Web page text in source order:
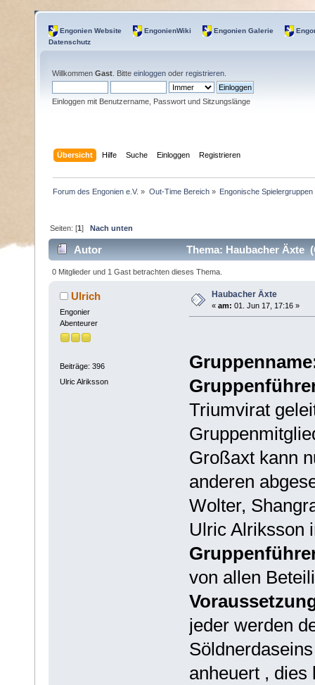
Engonien Website EngonienWiki Engonien Galerie
Datenschutz
Willkommen Gast . Bitte einloggen oder registrieren
Einloggen mit Benutzername, Passwort und Sitzungslänge
Übersicht Hilfe Suche Einloggen Registrieren
Forum des Engonien e.V. » Out-Time Bereich» Engonische Spielergruppen
Seiten: [1]Nach unten
Autor Thema: Haubacher Äxte
0 Mitglieder und 1 Gast betrachten dieses Thema.
Ulrich
Engonier
Abenteurer
Beiträge: 396
Ulric Alriksson
Haubacher Äxte
« am: 01. Jun 17, 17:16 »
Triumvirat
Großaxt kann
anderen
Wolter,
Ulric Alriksson
von allen
jeder werden
anheuert , dies